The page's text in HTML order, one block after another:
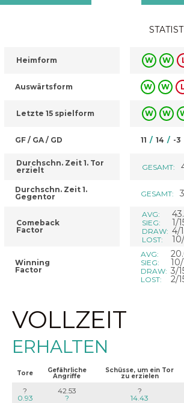
Heimform
Auswärtsform
Letzte 15 spielform
GF / GA / GD
Durchschn. Zeit 1. Tor
erzielt
Durchschn. Zeit 1.
Gegentor
Comeback
Factor
Winning
Factor
W W
W W L
W W
11 / 14 / -3
GESAMT:
GESAMT:
AVG:
SIEG: 1/
DRAW: 4/
LOST:
AVG:
SIEG: 10/
DRAW: 3/
LOST: 2/
VOLLZEIT
ERHALTEN
Tore Gefährliche
Angriffe
Schüsse, um ein Tor
zu erzielen
?
0.93
42.53
?
?
14.43